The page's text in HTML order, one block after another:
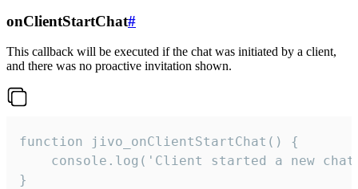
onClientStartChat#
This callback will be executed if the chat was initiated by a client,
and there was no proactive invitation shown.
function jivo_onClientStartChat() {
console.log('Client started a new
}